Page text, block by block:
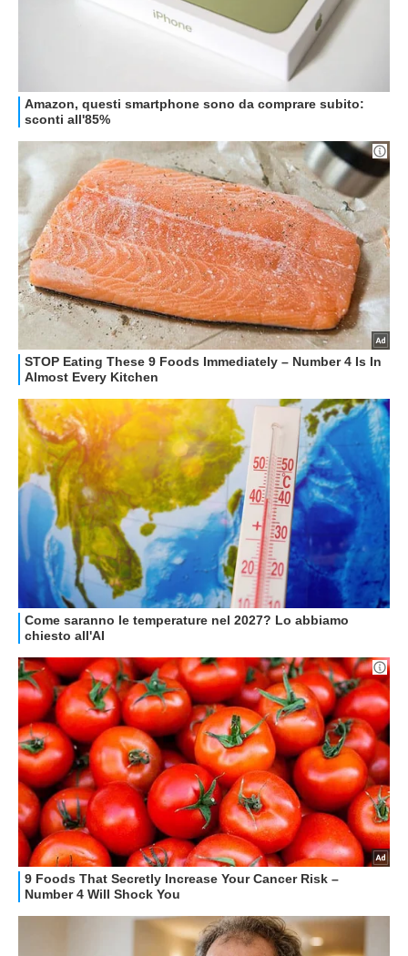
GUIDE ALL'ACQUISTO